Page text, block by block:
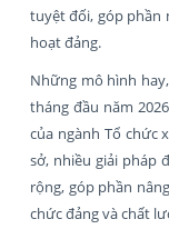
tuyệt đối, góp phần
hoạt đảng.
Những mô hình
tháng đầu năm
của ngành Tổ chức
sở, nhiều giải pháp
rộng, góp phần
chức đảng và chất